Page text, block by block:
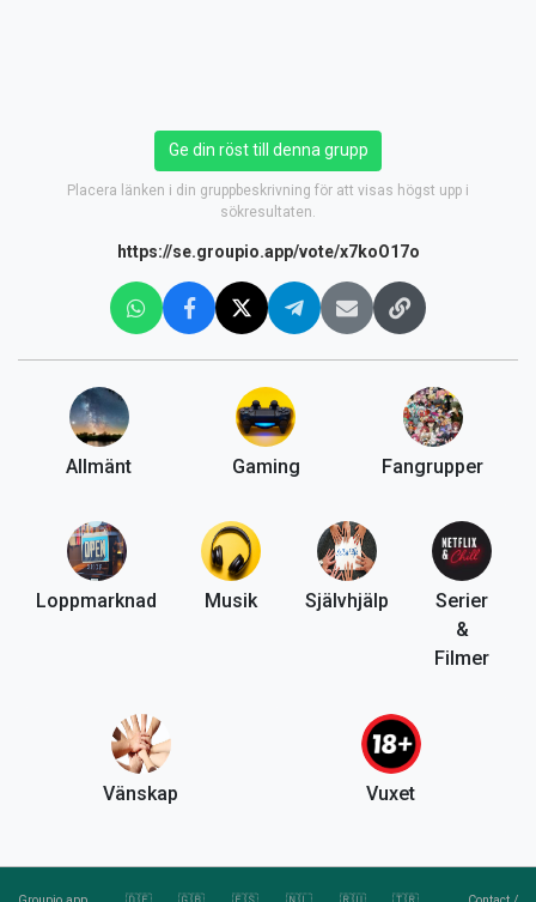
Ge din röst till denna grupp
Placera länken i din gruppbeskrivning för att visas högst upp i
sökresultaten.
https://se.groupio.app/vote/x7koO17o
Allmänt Gaming Fangrupper
Loppmarknad Musik Självhjälp
Serier
&
Filmer
Vänskap Vuxet